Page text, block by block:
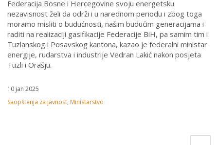
Federacija Bosne i Hercegovine svoju energetsku
nezavisnost želi da održi i u narednom periodu i zbog toga
moramo misliti o budućnosti, našim budućim generacijama i
raditi na realizaciji gasifikacije Federacije BiH, pa samim tim i
Tuzlanskog i Posavskog kantona, kazao je federalni ministar
energije, rudarstva i industrije Vedran Lakić nakon posjeta
Tuzli i Orašju.
10 jan 2025
Saopštenja za javnost, Ministarstvo